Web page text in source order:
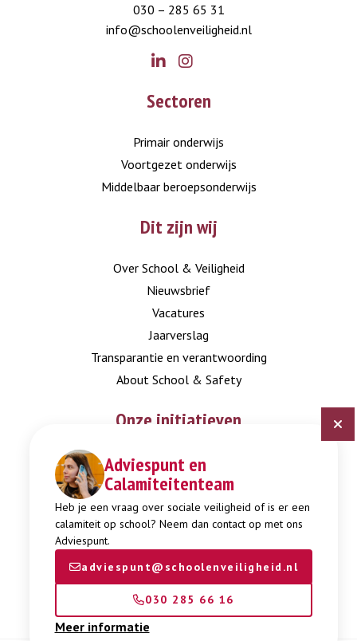
Adviespunt en
Calamiteitenteam
Heb je een vraag over sociale veiligheid of is er een
calamiteit op school? Neem dan contact op met ons
Adviespunt.
adviespunt@schoolenveiligheid.nl
030 285 66 16
Meer informatie
030 – 285 65 31
info@schoolenveiligheid.nl
Sectoren
Primair onderwijs
Voortgezet onderwijs
Middelbaar beroepsonderwijs
Dit zijn wij
Over School & Veiligheid
Nieuwsbrief
Vacatures
Jaarverslag
Transparantie en verantwoording
About School & Safety
Onze initiatieven
Digitaal Veiligheidsplan
Expertisepunt Burgerschap
Gendi
Week tegen Pesten